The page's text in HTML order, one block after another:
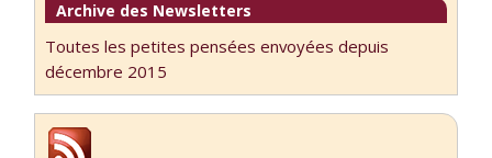
Archive des Newsletters
Toutes les petites pensées envoyées depuis
décembre 2015